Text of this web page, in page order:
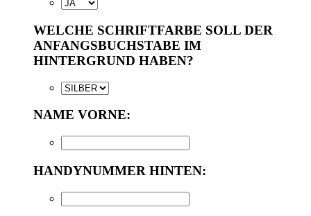
WELCHE SCHRIFTFARBE SOLL DER
ANFANGSBUCHSTABE IM
HINTERGRUND HABEN?
NAME VORNE:
HANDYNUMMER HINTEN: